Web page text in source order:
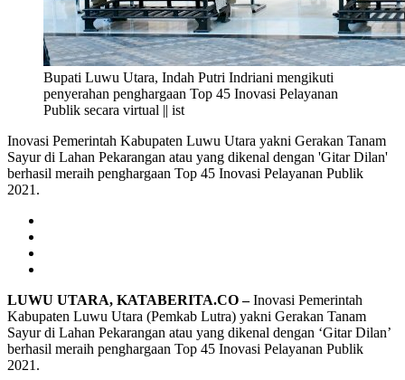
Bupati Luwu Utara, Indah Putri Indriani mengikuti
penyerahan penghargaan Top 45 Inovasi Pelayanan
Publik secara virtual || ist
Inovasi Pemerintah Kabupaten Luwu Utara yakni Gerakan Tanam
Sayur di Lahan Pekarangan atau yang dikenal dengan 'Gitar Dilan'
berhasil meraih penghargaan Top 45 Inovasi Pelayanan Publik
2021.
LUWU UTARA, KATABERITA.CO –Inovasi Pemerintah
Kabupaten Luwu Utara (Pemkab Lutra) yakni Gerakan Tanam
Sayur di Lahan Pekarangan atau yang dikenal dengan ‘Gitar Dilan’
berhasil meraih penghargaan Top 45 Inovasi Pelayanan Publik
2021.